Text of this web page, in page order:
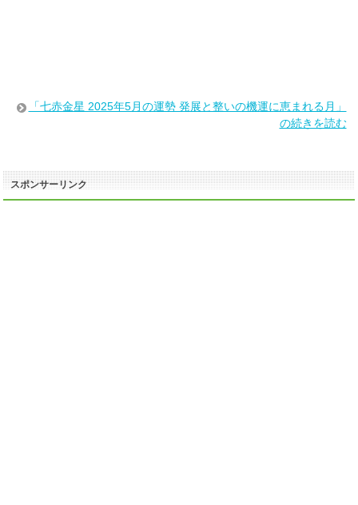
「七赤金星 2025年5月の運勢 発展と整いの機運に恵まれる月」
の続きを読む
スポンサーリンク